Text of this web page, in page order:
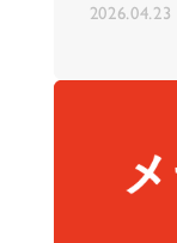
2026.04.23